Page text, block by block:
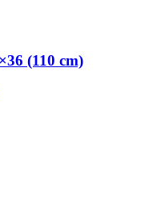
(110 cm)